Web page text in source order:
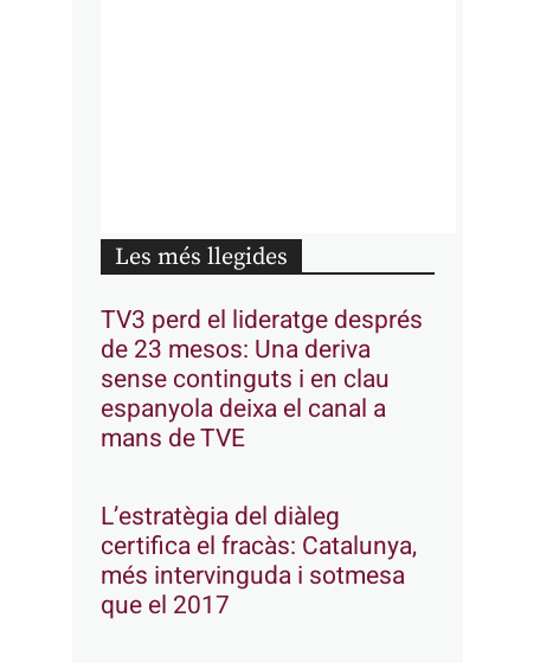
Les més llegides
TV3 perd el lideratge després
de 23 mesos: Una deriva
sense continguts i en clau
espanyola deixa el canal a
mans de TVE
L’estratègia del diàleg
certifica el fracàs: Catalunya,
més intervinguda i sotmesa
que el 2017